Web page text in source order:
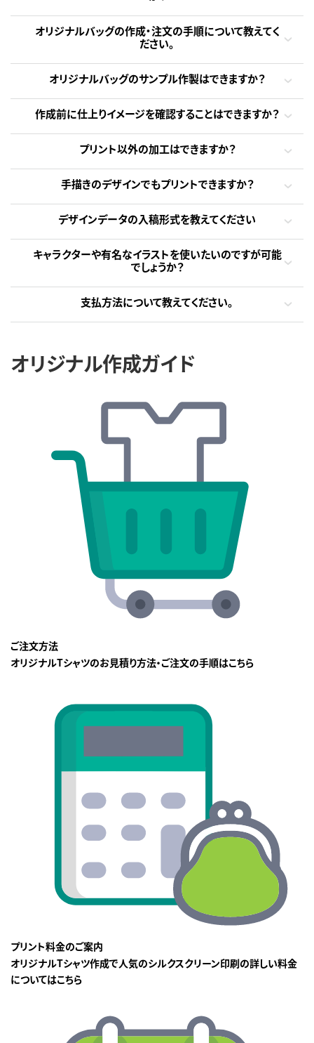
オリジナルバッグの作成・注文の手順について教えてく
ださい。
オリジナルバッグのサンプル作製はできますか？
作成前に仕上りイメージを確認することはできますか？
プリント以外の加工はできますか？
手描きのデザインでもプリントできますか？
デザインデータの入稿形式を教えてください
キャラクターや有名なイラストを使いたいのですが可能
でしょうか？
支払方法について教えてください。
オリジナル作成ガイド
ご注文方法
オリジナルTシャツのお見積り方法・ご注文の手順はこちら
プリント料金のご案内
オリジナルTシャツ作成で人気のシルクスクリーン印刷の詳しい料金
についてはこちら